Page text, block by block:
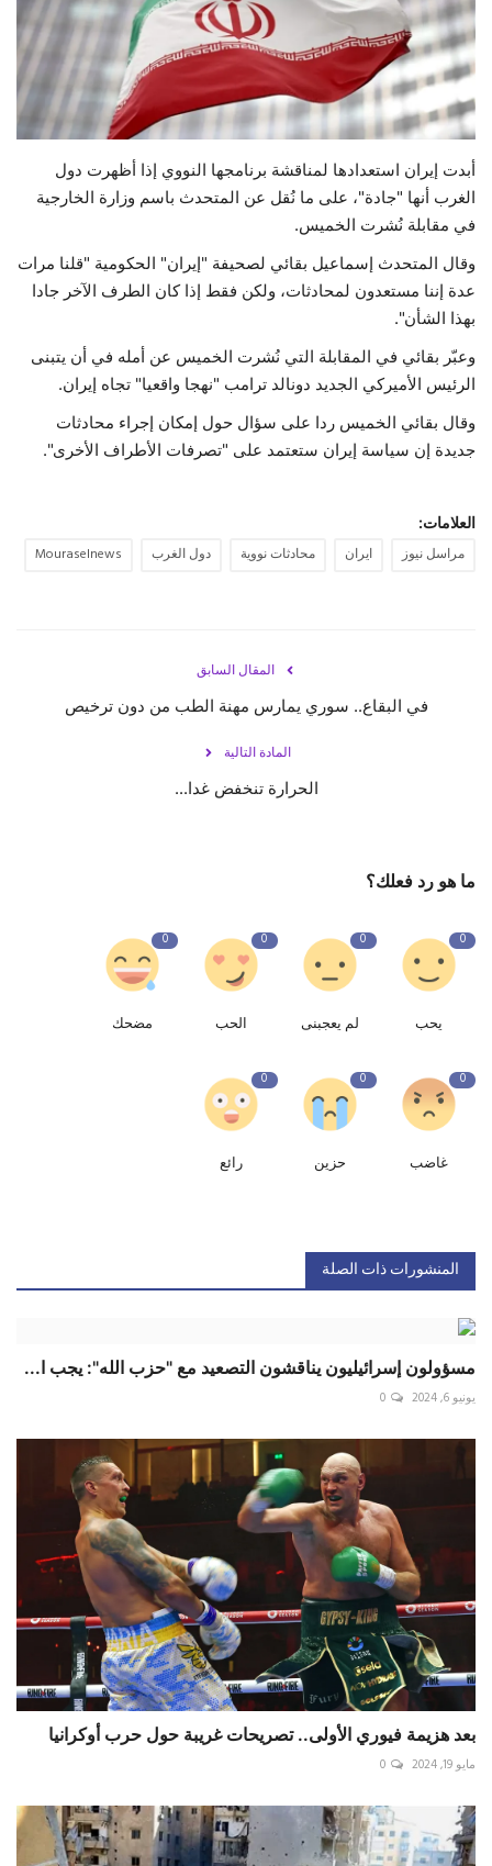
حياة
أبدت إيران استعدادها لمناقشة برنامجها النووي إذا أظهرت دول
الغرب أنها "جادة"، على ما نُقل عن المتحدث باسم وزارة الخارجية
في مقابلة نُشرت الخميس.
وقال المتحدث إسماعيل بقائي لصحيفة "إيران" الحكومية "قلنا مرات
عدة إننا مستعدون لمحادثات، ولكن فقط إذا كان الطرف الآخر جادا
بهذا الشأن".
وعبّر بقائي في المقابلة التي نُشرت الخميس عن أمله في أن يتبنى
الرئيس الأميركي الجديد دونالد ترامب "نهجا واقعيا" تجاه إيران.
وقال بقائي الخميس ردا على سؤال حول إمكان إجراء محادثات
جديدة إن سياسة إيران ستعتمد على "تصرفات الأطراف الأخرى".
العلامات:
مراسل نيوز ايران محادثات نووية دول الغرب Mouraselnews
المقال السابق
في البقاع.. سوري يمارس مهنة الطب من دون ترخيص
المادة التالية
الحرارة تنخفض غدا...
ما هو رد فعلك؟
0
يحب
0
لم يعجبنى
0
الحب
0
مضحك
0
غاضب
0
حزين
0
رائع
المنشورات ذات الصلة
مسؤولون إسرائيليون يناقشون التصعيد مع "حزب الله": يجب ا...
يونيو 6, 2024 0
بعد هزيمة فيوري الأولى.. تصريحات غريبة حول حرب أوكرانيا
مايو 19, 2024 0